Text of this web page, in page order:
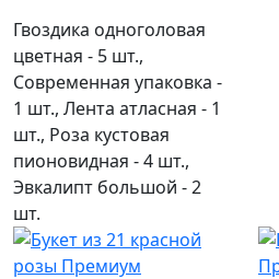
Гвоздика одноголовая
цветная - 5 шт.,
Современная упаковка -
1 шт., Лента атласная - 1
шт., Роза кустовая
пионовидная - 4 шт.,
Эвкалипт большой - 2
шт.